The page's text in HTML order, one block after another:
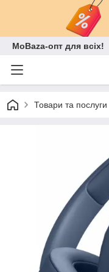
MoBaza-опт для всіх!
Товари та послуги